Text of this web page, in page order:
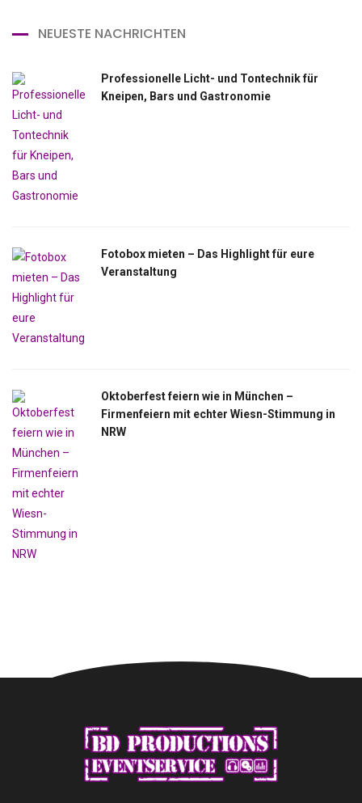
NEUESTE NACHRICHTEN
Professionelle Licht- und Tontechnik für
Kneipen, Bars und Gastronomie
Fotobox mieten – Das Highlight für eure
Veranstaltung
Oktoberfest feiern wie in München –
Firmenfeiern mit echter Wiesn-Stimmung in
NRW